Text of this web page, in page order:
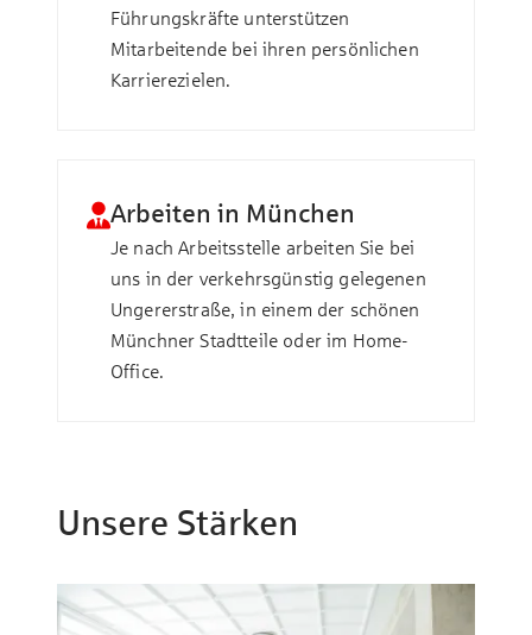
Führungskräfte unterstützen
Mitarbeitende bei ihren persönlichen
Karrierezielen.
Arbeiten in München
Je nach Arbeitsstelle arbeiten Sie bei
uns in der verkehrsgünstig gelegenen
Ungererstraße, in einem der schönen
Münchner Stadtteile oder im Home-
Office.
Unsere Stärken